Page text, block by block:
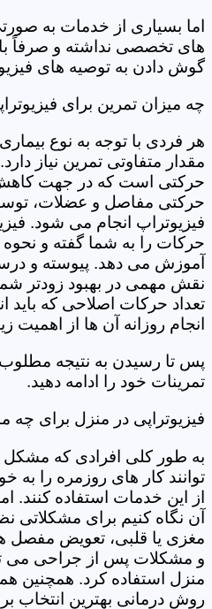
اما بسیاری از خدمات به
های تخصصی نداشته و صرفاً
گوش دادن به توصیه های
چه میزان تمرین برای
هر فردی با توجه به نوع
مقدار متفاوتی تمرین نیاز
حرکتی است که در جهت کاهش
حرکتی مفاصل و عضلات،
فیزیوتراپ انجام می شود.
حرکات را به شما گفته و نحوه
آموزش می دهد. پیوسته و
نقش مهمی در بهبود زودتر شما
تعداد حرکات اصلاحی که باید
انجام روزانه آن ها از اهمیت
پس تا رسیدن به نتیجه مطلوب
تمرینات خود را ادامه دهید.
فیزیوتراپی در منزل برای
به طور کلی افرادی که
توانند کار های روزمره را به
از این خدمات استفاده کنند.
آن نگاه کنیم برای
مغزی یا قلبی، تعویض مفصل
و مشکلات پس از جراحی می
منزل استفاده کرد. همچنین
روش درمانی بهترین انتخاب